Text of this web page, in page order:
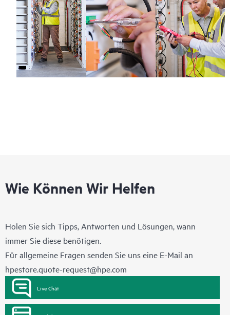
Wie Können Wir Helfen
Holen Sie sich Tipps, Antworten und Lösungen, wann
immer Sie diese benötigen.
Für allgemeine Fragen senden Sie uns eine E-Mail an
hpestore.quote-request@hpe.com
Live Chat